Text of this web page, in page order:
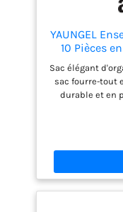
YAUNGEL
10 Pièces
Sac élégant
sac fourre-tout
durable et en
outils. Acier
inoxydable
aux roches et
que
s'inquiéter de
taille, le